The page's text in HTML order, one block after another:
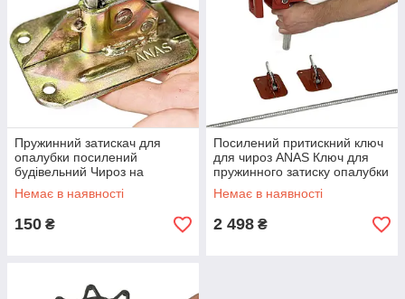
опалубки.
Залежно від конкретних вимог проекту та типу опалубки,
комплектуючі можуть змінюватись. Різні виробники та
постачальники можуть пропонувати різні компоненти та
системи опалубки, які можуть бути налаштовані для
конкретних потреб будівництва.
Пружинний затискач для
опалубки посилений
будівельний Чироз на
арматуру сталевий ANAS
Немає в наявності
150 ₴
Посилений притискний ключ
для чироз ANAS Ключ для
пружинного затиску опалубки
Пружинний затиск
Немає в наявності
2 498 ₴